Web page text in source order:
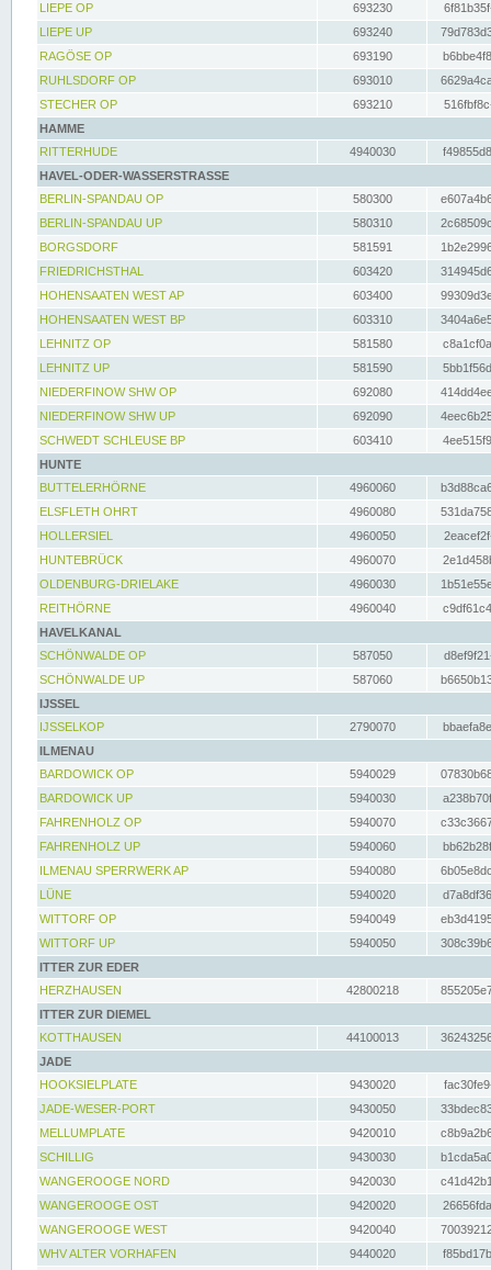
LIEPE OP
693230
LIEPE UP
693240
RAGÖSE OP
693190
RUHLSDORF OP
693010
STECHER OP
693210
HAMME
RITTERHUDE
4940030
HAVEL-ODER-WASSERSTRASSE
BERLIN-SPANDAU OP
580300
BERLIN-SPANDAU UP
580310
BORGSDORF
581591
FRIEDRICHSTHAL
603420
HOHENSAATEN WEST AP
603400
HOHENSAATEN WEST BP
603310
LEHNITZ OP
581580
LEHNITZ UP
581590
NIEDERFINOW SHW OP
692080
NIEDERFINOW SHW UP
692090
SCHWEDT SCHLEUSE BP
603410
HUNTE
BUTTELERHÖRNE
4960060
ELSFLETH OHRT
4960080
HOLLERSIEL
4960050
HUNTEBRÜCK
4960070
OLDENBURG-DRIELAKE
4960030
REITHÖRNE
4960040
HAVELKANAL
SCHÖNWALDE OP
587050
SCHÖNWALDE UP
587060
IJSSEL
IJSSELKOP
2790070
ILMENAU
BARDOWICK OP
5940029
BARDOWICK UP
5940030
FAHRENHOLZ OP
5940070
FAHRENHOLZ UP
5940060
ILMENAU SPERRWERK AP
5940080
LÜNE
5940020
WITTORF OP
5940049
WITTORF UP
5940050
ITTER ZUR EDER
HERZHAUSEN
42800218
ITTER ZUR DIEMEL
KOTTHAUSEN
44100013
JADE
HOOKSIELPLATE
9430020
JADE-WESER-PORT
9430050
MELLUMPLATE
9420010
SCHILLIG
9430030
WANGEROOGE NORD
9420030
WANGEROOGE OST
9420020
WANGEROOGE WEST
9420040
WHV ALTER VORHAFEN
9440020